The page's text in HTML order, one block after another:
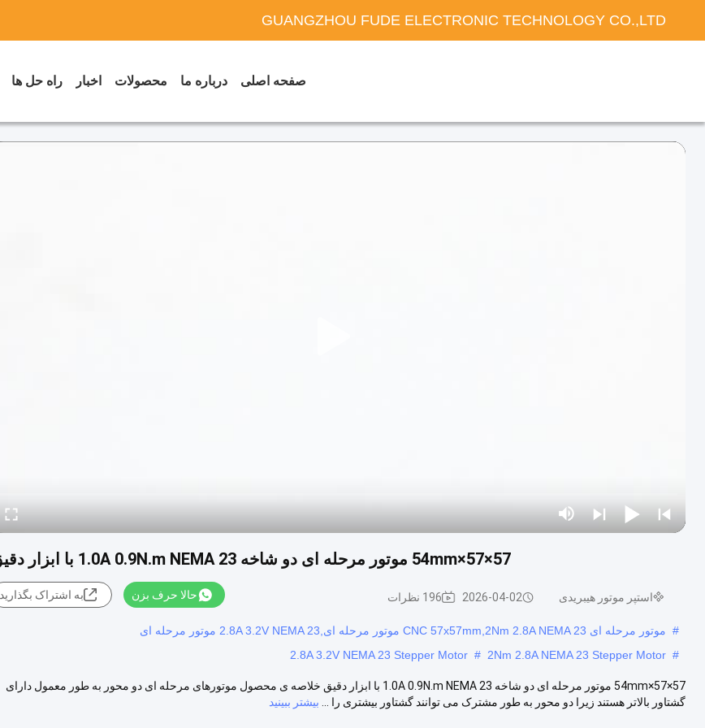
GUANGZHOU FUDE ELECTRONIC TECHNOLOGY CO.,LTD
صفحه اصلی درباره ما محصولات اخبار راه حل ها
57×57×54mm موتور مرحله ای دو شاخه 1.0A 0.9N.m NEMA 23 با ابزار دقیق
استپر موتور هیبریدی 2026-04-02 196 نظرات حالا حرف بزن به اشتراک بگذارید
# موتور مرحله ای CNC 57x57mm,2Nm 2.8A NEMA 23 موتور مرحله ای,2.8A 3.2V NEMA 23 موتور مرحله ای
#
2Nm 2.8A NEMA 23 Stepper Motor
#
2.8A 3.2V NEMA 23 Stepper Motor
57×57×54mm موتور مرحله ای دو شاخه 1.0A 0.9N.m NEMA 23 با ابزار دقیق خلاصه ی محصول موتورهای مرحله ای دو محور به طور معمول دارای
گشتاور بالاتر هستند زیرا دو محور به طور مشترک می توانند گشتاور بیشتری را ...
بیشتر ببینید